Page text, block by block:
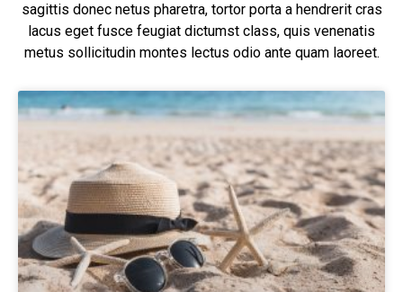
sagittis donec netus pharetra, tortor porta a hendrerit cras
lacus eget fusce feugiat dictumst class, quis venenatis
metus sollicitudin montes lectus odio ante quam laoreet.